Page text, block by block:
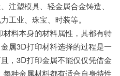
注塑模具、轻金属合金铸造、
工业、珠宝、时装等。
料本身的材料属性，其都有特
属3D打印材料选择的过程是一
，3D打印金属不能仅仅凭借金
种金属材料都有适合自身特性